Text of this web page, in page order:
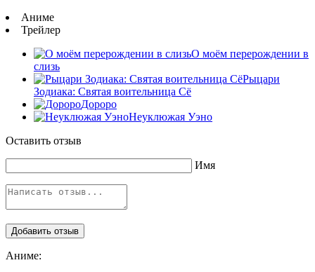
Аниме
Трейлер
О моём перерождении в
слизь
Рыцари
Зодиака: Святая воительница Сё
Дороро
Неуклюжая Уэно
Оставить отзыв
Имя
Аниме: